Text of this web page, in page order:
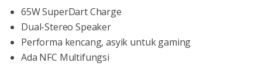
65W SuperDart Charge
Dual-Stereo Speaker
Performa kencang, asyik untuk gaming
Ada NFC Multifungsi